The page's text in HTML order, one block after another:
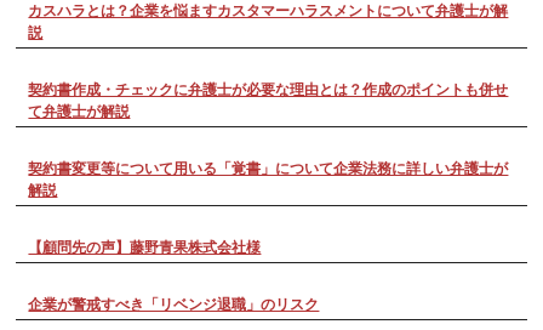
カスハラとは？企業を悩ますカスタマーハラスメントについて弁護士が解
説
契約書作成・チェックに弁護士が必要な理由とは？作成のポイントも併せ
て弁護士が解説
契約書変更等について用いる「覚書」について企業法務に詳しい弁護士が
解説
【顧問先の声】藤野青果株式会社様
企業が警戒すべき「リベンジ退職」のリスク